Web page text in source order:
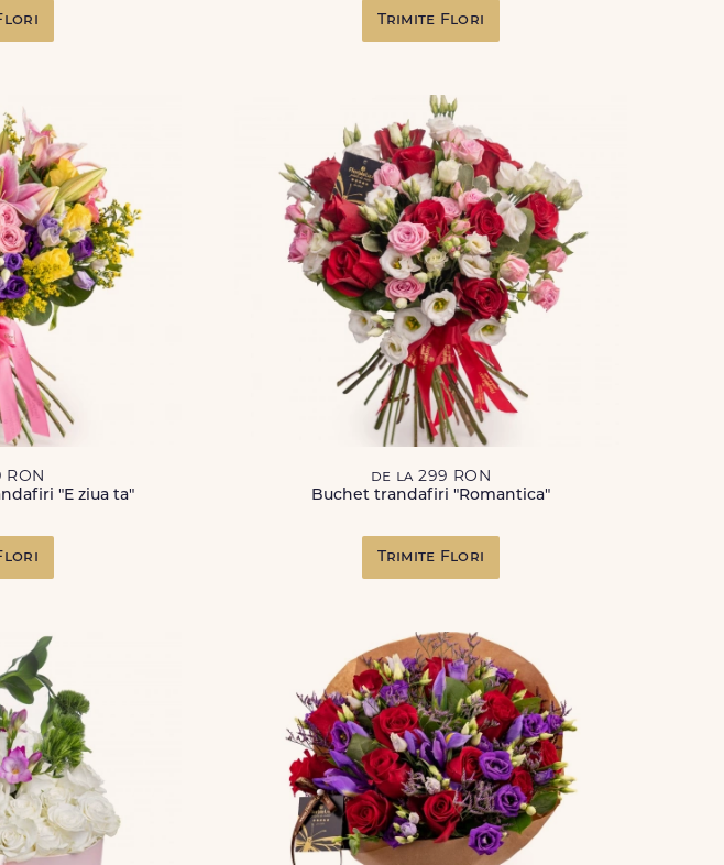
Trimite Flori
RON
"E ziua ta"
de la 299 RON
Buchet trandafiri "Romantica"
Trimite Flori